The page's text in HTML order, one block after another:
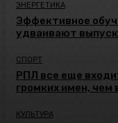
ЭНЕРГЕТИКА
Эффективное
удваивают
СПОРТ
РПЛ все еще
громких имен, чем
КУЛЬТУРА